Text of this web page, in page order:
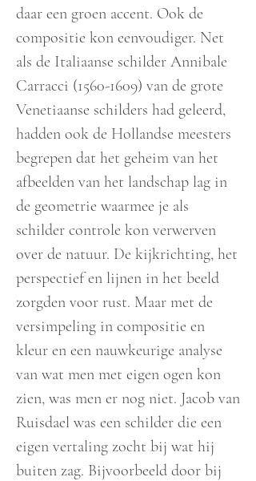
daar een groen accent. Ook de
compositie kon eenvoudiger. Net
als de Italiaanse schilder Annibale
Carracci (1560-1609) van de grote
Venetiaanse schilders had geleerd,
hadden ook de Hollandse meesters
begrepen dat het geheim van het
afbeelden van het landschap lag in
de geometrie waarmee je als
schilder controle kon verwerven
over de natuur. De kijkrichting, het
perspectief en lijnen in het beeld
zorgden voor rust. Maar met de
versimpeling in compositie en
kleur en een nauwkeurige analyse
van wat men met eigen ogen kon
zien, was men er nog niet. Jacob van
Ruisdael was een schilder die een
eigen vertaling zocht bij wat hij
buiten zag. Bijvoorbeeld door bij